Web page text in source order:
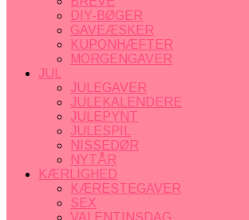
DIY-BØGER
GAVEÆSKER
KUPONHÆFTER
MORGENGAVER
JUL
JULEGAVER
JULEKALENDERE
JULEPYNT
JULESPIL
NISSEDØR
NYTÅR
KÆRLIGHED
KÆRESTEGAVER
SEX
VALENTINSDAG